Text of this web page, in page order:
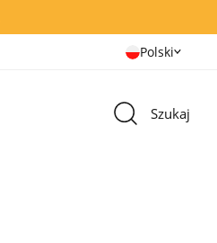
Polski
Szukaj